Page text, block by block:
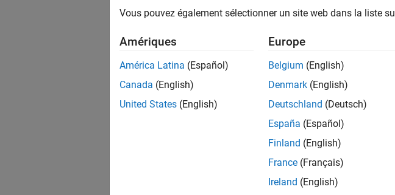
Les descriptions de poste n’ont
opportunités de votre région.
Senior Software Quality Engineer
Senior Software Quality
FR-Meudon| Ingénierie de la
Leverage your C/C++
automated test suites,
Vous pouvez également sélectionner un site web dans la liste
Amériques
América Latina (Español)
Canada (English)
United States (English)
Europe
Belgium (English)
Denmark (English)
Deutschland (Deutsch)
España (Español)
Finland (English)
France (Français)
Ireland (English)